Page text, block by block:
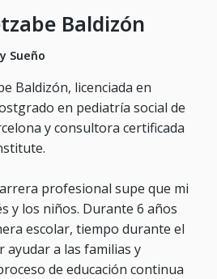
Baldizón
Sueño
Baldizón, licenciada en
en pediatría social de
y consultora certificada
profesional supe que mi
y los niños. Durante 6 años
escolar, tiempo durante el
ayudar a las familias y
de educación continua